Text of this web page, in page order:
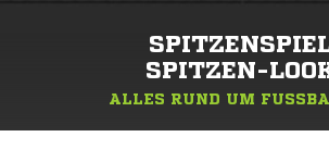
SPITZEN-
ALLES RUND UM